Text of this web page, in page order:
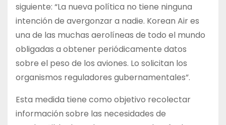
siguiente: “La nueva política no tiene ninguna
intención de avergonzar a nadie. Korean Air es
una de las muchas aerolíneas de todo el mundo
obligadas a obtener periódicamente datos
sobre el peso de los aviones. Lo solicitan los
organismos reguladores gubernamentales”.
Esta medida tiene como objetivo recolectar
información sobre las necesidades de